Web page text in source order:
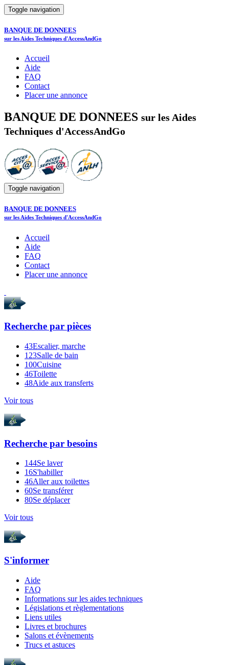
Toggle navigation
BANQUE DE DONNEES
sur les Aides Techniques d'AccessAndGo
Accueil
Aide
FAQ
Contact
Placer une annonce
BANQUE DE DONNEES sur les Aides
Techniques d'AccessAndGo
Toggle navigation
BANQUE DE DONNEES
sur les Aides Techniques d'AccessAndGo
Accueil
Aide
FAQ
Contact
Placer une annonce
Recherche par pièces
43Escalier, marche
123Salle de bain
100Cuisine
46Toilette
48Aide aux transferts
Voir tous
Recherche par besoins
144Se laver
16S'habiller
46Aller aux toilettes
60Se transférer
80Se déplacer
Voir tous
S'informer
Aide
FAQ
Informations sur les aides techniques
Législations et règlementations
Liens utiles
Livres et brochures
Salons et évènements
Trucs et astuces